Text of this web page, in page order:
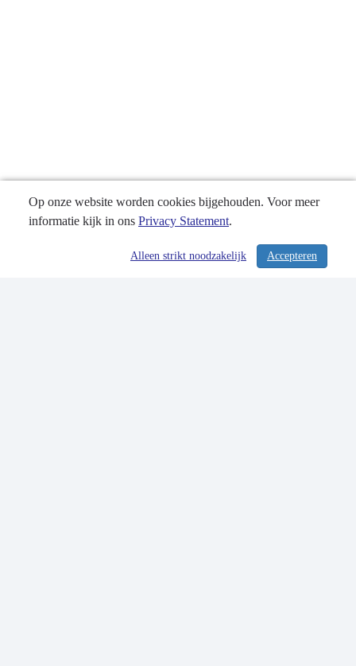
/ 355
Op onze website worden cookies bijgehouden. Voor meer
informatie kijk in ons Privacy Statement.
Accepteren
Alleen strikt noodzakelijk